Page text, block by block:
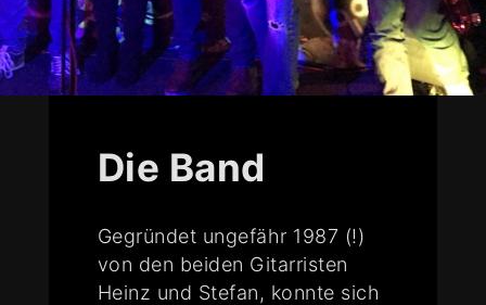
Die Band
Gegründet ungefähr 1987 (!)
von den beiden Gitarristen
Heinz und Stefan, konnte sich